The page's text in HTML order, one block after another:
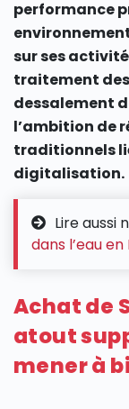
performance
sur ses
traitement
dessalement
l’ambition de
traditionnels
digitalisation.
Lire aussi
dans l’eau en
Achat de
atout
mener à